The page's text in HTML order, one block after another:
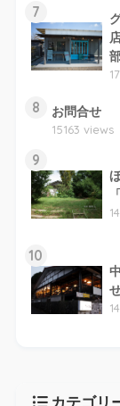
7
8
お問合せ
15163 views
9
10
カテゴリ